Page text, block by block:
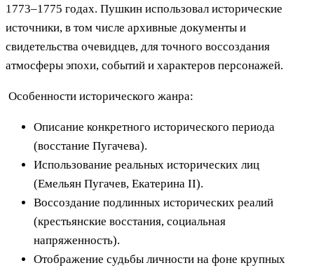
1773–1775 годах. Пушкин использовал исторические
источники, в том числе архивные документы и
свидетельства очевидцев, для точного воссоздания
атмосферы эпохи, событий и характеров персонажей.
Особенности исторического жанра:
Описание конкретного исторического периода
(восстание Пугачева).
Использование реальных исторических лиц
(Емельян Пугачев, Екатерина II).
Воссоздание подлинных исторических реалий
(крестьянские восстания, социальная
напряженность).
Отображение судьбы личности на фоне крупных